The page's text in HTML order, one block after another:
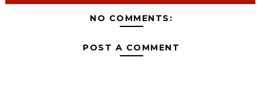
NO COMMENTS:
POST A COMMENT